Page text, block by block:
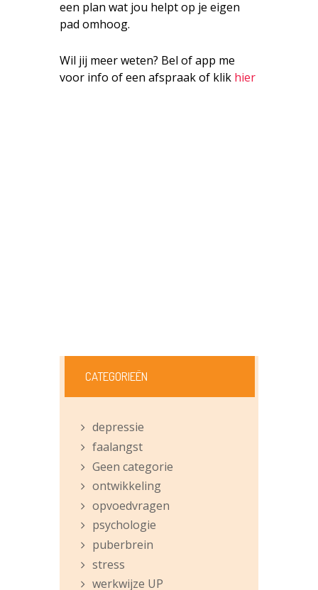
een plan wat jou helpt op je eigen
pad omhoog.
Wil jij meer weten? Bel of app me
voor info of een afspraak of klik hier
CATEGORIEËN
depressie
faalangst
Geen categorie
ontwikkeling
opvoedvragen
psychologie
puberbrein
stress
werkwijze UP